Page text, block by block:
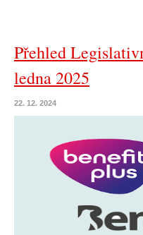
Přehled
ledna 2025
22. 12. 2024